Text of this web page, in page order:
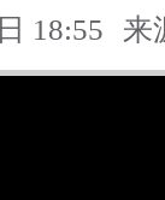
18:55 来